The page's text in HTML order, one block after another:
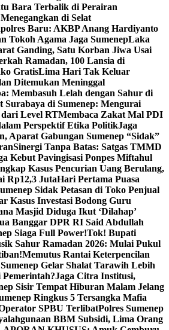
Bara Terbalik di Perairan
di Selat
Baru: AKBP Anang Hardiyanto
Tokoh Agama Jaga SumenepLaka
Ganding, Satu Korban Jiwa Usai
Ramadan, 100 Lansia di
GratisLima Hari Tak Keluar
Ditemukan Meninggal
Membasuh Lelah dengan Sahur di
Surabaya di Sumenep: Mengurai
Level RTMembaca Zakat Mal PDI
Perspektif Etika PolitikJaga
Aparat Gabungan Sumenep “Sidak”
Sinergi Tanpa Batas: Satgas TMMD
Kebut Pavingisasi Ponpes Miftahul
Kasus Pencurian Uang Berulang,
Rp12,3 JutaHari Pertama Puasa
Sidak Petasan di Toko Penjual
Kasus Investasi Bodong Guru
Masjid Diduga Ikut ‘Dilahap’
Banggar DPR RI Said Abdullah
Siaga Full Power!Tok! Bupati
Sahur Ramadan 2026: Mulai Pukul
Memutus Rantai Keterpencilan
Gelar Shalat Tarawih Lebih
Pemerintah?Jaga Citra Institusi,
Sisir Tempat Hiburan Malam Jelang
Ringkus 5 Tersangka Mafia
SPBU TerlibatPolres Sumenep
BBM Subsidi, Lima Orang